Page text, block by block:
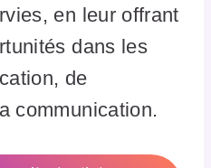
en leur offrant
dans les
de
communication.